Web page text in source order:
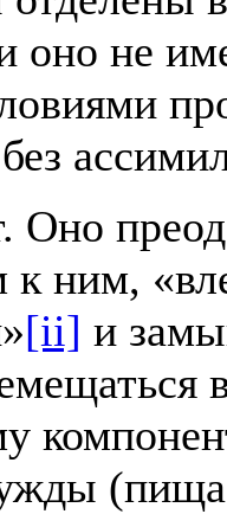
оно не
ним,
[ii] и